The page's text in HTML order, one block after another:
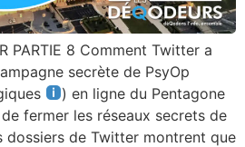
PARTIE 8 Comment Twitter a
secrète de PsyOp
) en ligne du Pentagone
fermer les réseaux secrets de
dossiers de Twitter montrent que